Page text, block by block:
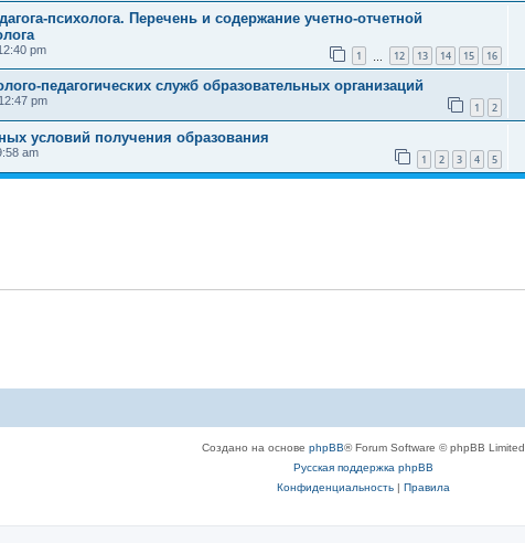
психолога. Перечень и содержание учетно-отчетной
pm 1 12 13 14 15 16
педагогических служб образовательных организаций
pm 1 2
условий получения образования
am 1 2 3 4 5
Создано на основе phpBB® Forum Software © phpBB Limited
Русская поддержка phpBB
Конфиденциальность| Правила